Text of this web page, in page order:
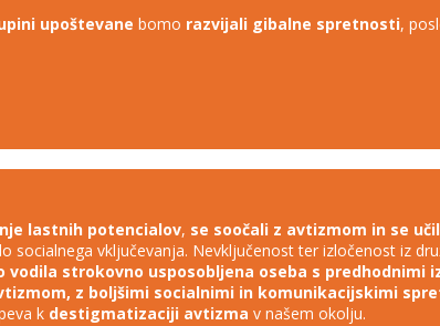
upoštevane bomo razvijali gibalne spretnosti,
lastnih potencialov, se soočali z avtizmom in se
socialnega vključevanja. Nevključenost ter izločenost iz
vodila strokovno usposobljena oseba s
z boljšimi socialnimi in komunikacijskimi
k destigmatizaciji avtizma v našem okolju.